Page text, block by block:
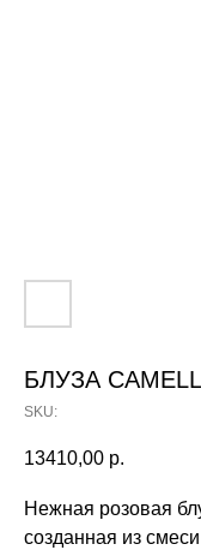
БЛУЗА
SKU:
13410,00 р.
Нежная розовая
созданная из